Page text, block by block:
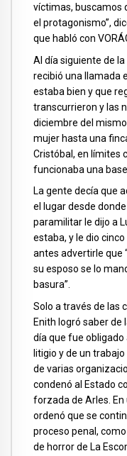
víctimas, buscamos
el protagonismo”,
que habló con
Al día siguiente de
recibió una llamada
estaba bien y que
transcurrieron y las
diciembre del
mujer hasta una
Cristóbal, en límites
funcionaba una
La gente decía que
el lugar desde
paramilitar le dijo a
estaba, y le dio
antes advertirle que
su esposo se lo
basura”.
Solo a través de las
Enith logró saber de
día que fue obligado
litigio y de un
de varias
condenó al Estado
forzada de Arles. En
ordenó que se
proceso penal,
de horror de La